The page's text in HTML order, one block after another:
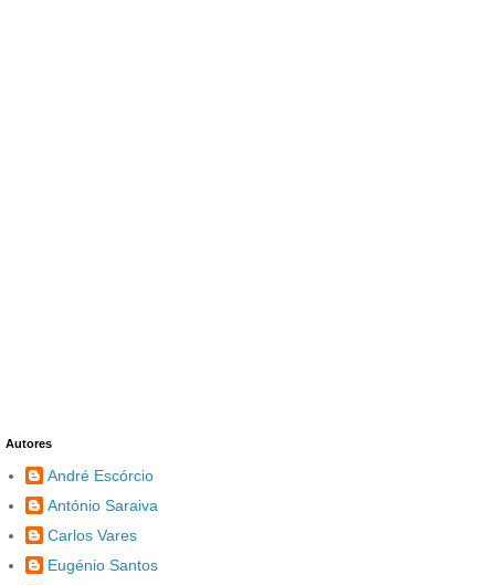
Autores
André Escórcio
António Saraiva
Carlos Vares
Eugénio Santos